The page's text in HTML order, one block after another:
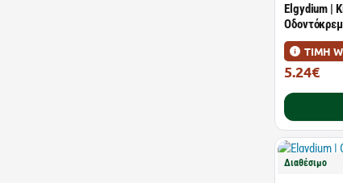
Elgydium |
ΤΙΜΗ
5.24€
Διαθέσιμο